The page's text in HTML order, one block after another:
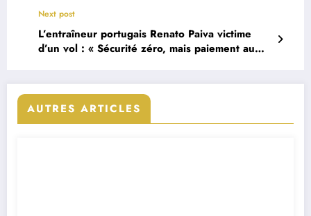
Next post
L’entraîneur portugais Renato Paiva victime
d’un vol : « Sécurité zéro, mais paiement au
AUTRES ARTICLES